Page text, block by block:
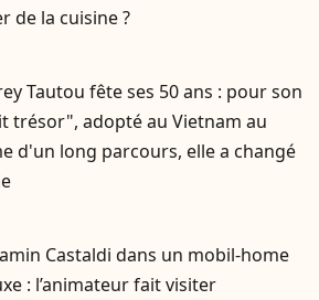
de la cuisine ?
Tautou fête ses 50 ans : pour son
trésor", adopté au Vietnam au
d'un long parcours, elle a changé
Castaldi dans un mobil-home
: l’animateur fait visiter